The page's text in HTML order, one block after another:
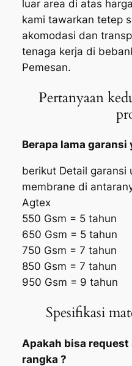
luar area di atas
kami tawarkan tetep
akomodasi dan
tenaga kerja di
Pemesan.
Pertanyaan
Berapa lama garansi
berikut Detail garansi
membrane di
Agtex
550 Gsm = 5 tahun
650 Gsm = 5 tahun
750 Gsm = 7 tahun
850 Gsm = 7 tahun
950 Gsm = 9 tahun
Spesifikasi
Apakah bisa
rangka ?